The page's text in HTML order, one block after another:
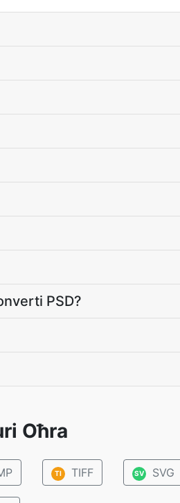
PSD?
Oħra
TI TIFF SV SVG